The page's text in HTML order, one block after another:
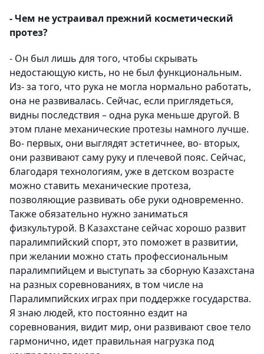
- Чем не устраивал прежний косметический
протез?
- Он был лишь для того, чтобы скрывать
недостающую кисть, но не был функциональным.
Из- за того, что рука не могла нормально работать,
она не развивалась. Сейчас, если приглядеться,
видны последствия – одна рука меньше другой. В
этом плане механические протезы намного лучше.
Во- первых, они выглядят эстетичнее, во- вторых,
они развивают саму руку и плечевой пояс. Сейчас,
благодаря технологиям, уже в детском возрасте
можно ставить механические протеза,
позволяющие развивать обе руки одновременно.
Также обязательно нужно заниматься
физкультурой. В Казахстане сейчас хорошо развит
паралимпийский спорт, это поможет в развитии,
при желании можно стать профессиональным
паралимпийцем и выступать за сборную Казахстана
на разных соревнованиях, в том числе на
Паралимпийских играх при поддержке государства.
Я знаю людей, кто постоянно ездит на
соревнования, видит мир, они развивают свое тело
гармонично, идет правильная нагрузка под